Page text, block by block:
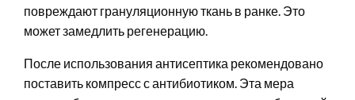
повреждают грануляционную ткань в ранке. Это
может замедлить регенерацию.
После использования антисептика рекомендовано
поставить компресс с антибиотиком. Эта мера